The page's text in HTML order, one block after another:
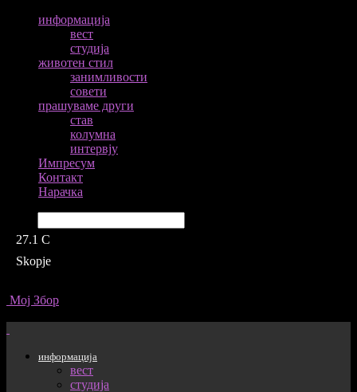
информација
вест
студија
животен стил
занимливости
совети
прашуваме други
став
колумна
интервју
Импресум
Контакт
Нарачка
27.1 C
Skopje
Мој Збор
информација
вест
студија